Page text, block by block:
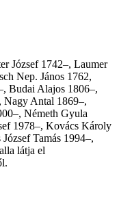
József 1742–, Laumer
Nep. János 1762,
Budai Alajos 1806–,
Antal 1869–,
Németh Gyula
1978–, Kovács Károly
Tamás 1994–,
látja el